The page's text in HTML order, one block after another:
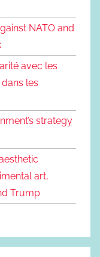
NATO and
avec les
les
strategy
art,
Trump